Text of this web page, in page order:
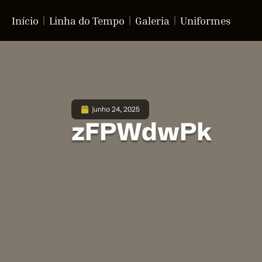
Início Linha do Tempo Galeria Uniformes
junho 24, 2025
zFPWdwPk